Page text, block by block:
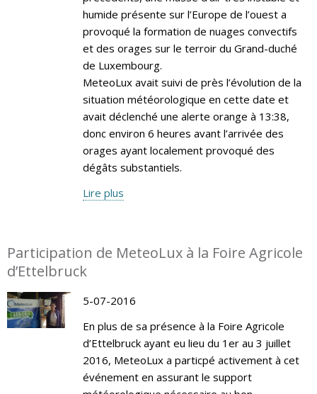
humide présente sur l’Europe de l’ouest a
provoqué la formation de nuages convectifs
et des orages sur le terroir du Grand-duché
de Luxembourg.
MeteoLux avait suivi de près l’évolution de la
situation météorologique en cette date et
avait déclenché une alerte orange à 13:38,
donc environ 6 heures avant l’arrivée des
orages ayant localement provoqué des
dégâts substantiels.
Lire plus
Participation de MeteoLux à la Foire Agricole
d’Ettelbruck
5-07-2016
En plus de sa présence à la Foire Agricole
d’Ettelbruck ayant eu lieu du 1er au 3 juillet
2016, MeteoLux a particpé activement à cet
événement en assurant le support